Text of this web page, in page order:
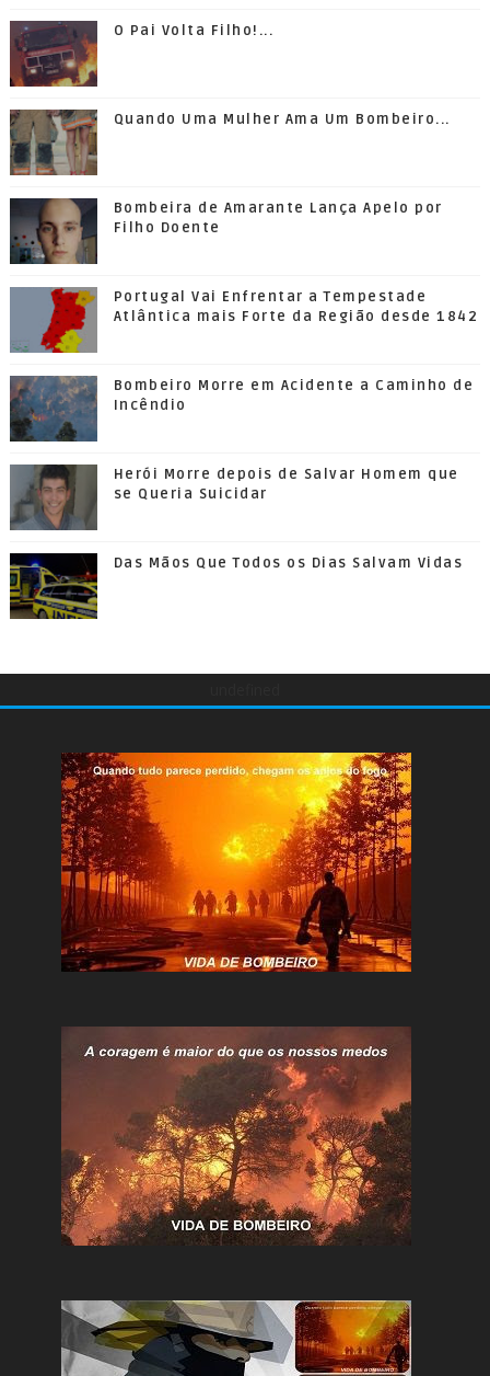
O Pai Volta Filho!...
Quando Uma Mulher Ama Um Bombeiro...
Bombeira de Amarante Lança Apelo por
Filho Doente
Portugal Vai Enfrentar a Tempestade
Atlântica mais Forte da Região desde 1842
Bombeiro Morre em Acidente a Caminho de
Incêndio
Herói Morre depois de Salvar Homem que
se Queria Suicidar
Das Mãos Que Todos os Dias Salvam Vidas